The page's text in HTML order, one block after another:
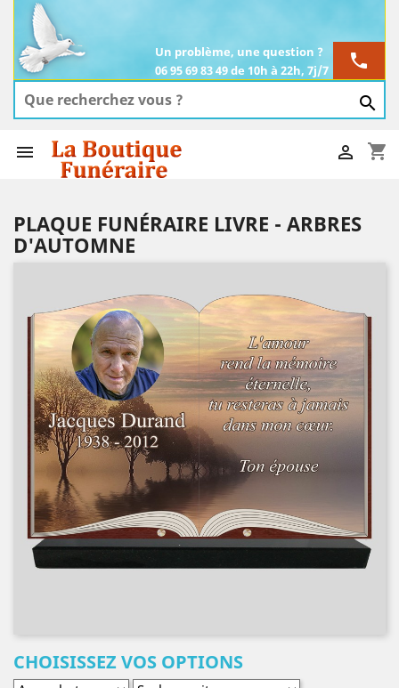
phone
Un problème, une question ?
06 95 69 83 49 de 10h à 22h, 7j/7

 shopping_cart

PLAQUE FUNÉRAIRE LIVRE - ARBRES
D'AUTOMNE
CHOISISSEZ VOS OPTIONS